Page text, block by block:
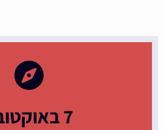
7 באוקטובר